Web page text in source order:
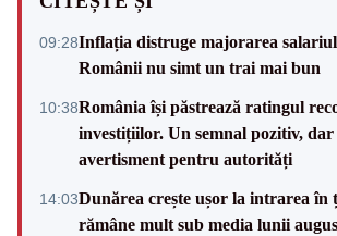
09:28Inflația distruge majorarea
Românii nu simt un trai mai bun
10:38România își păstrează ratingul
investițiilor. Un semnal pozitiv, dar
avertisment pentru autorități
14:03Dunărea crește ușor la intrarea în
rămâne mult sub media lunii